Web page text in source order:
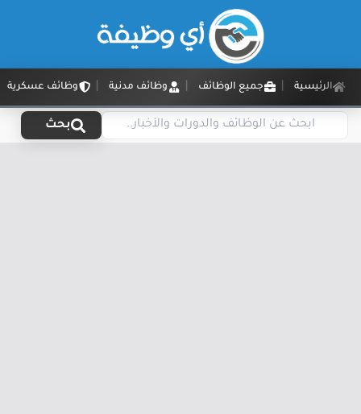
الرئيسية جميع الوظائف وظائف مدنية وظائف عسكرية
بحث